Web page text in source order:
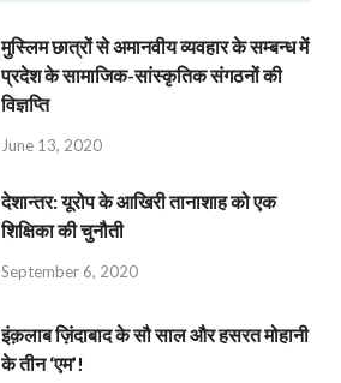
मुस्लिम छात्रों से अमानवीय व्यवहार के सम्बन्ध में
प्रदेश के सामाजिक-सांस्कृतिक संगठनों की
विज्ञप्ति
June 13, 2020
देशान्‍तर: यूरोप के आखिरी तानाशाह को एक
शिक्षिका की चुनौती
September 6, 2020
इंक़लाब ज़िंदाबाद के सौ साल और हसरत मोहानी
के तीन ‘एम’!